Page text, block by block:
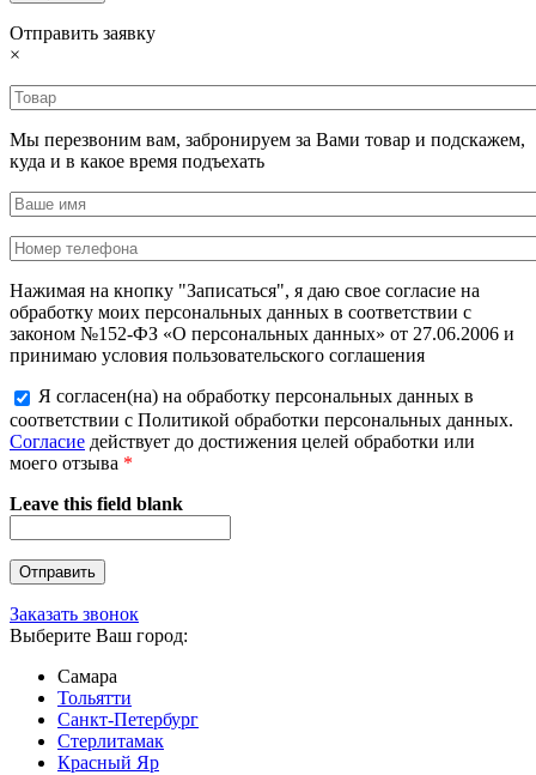
Отправить заявку
×
Мы перезвоним вам, забронируем за Вами товар и подскажем,
куда и в какое время подъехать
Нажимая на кнопку "Записаться", я даю свое согласие на
обработку моих персональных данных в соответствии с
законом №152-ФЗ «О персональных данных» от 27.06.2006 и
принимаю условия пользовательского соглашения
Я согласен(на) на обработку персональных данных в
соответствии с Политикой обработки персональных данных.
Согласие действует до достижения целей обработки или
моего отзыва *
Leave this field blank
Заказать звонок
Выберите Ваш город:
Самара
Тольятти
Санкт-Петербург
Стерлитамак
Красный Яр